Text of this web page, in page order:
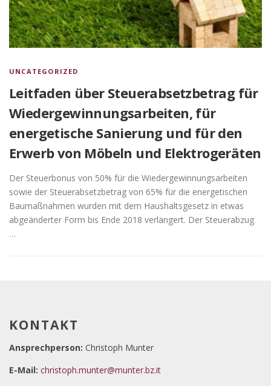
UNCATEGORIZED
Leitfaden über Steuerabsetzbetrag für
Wiedergewinnungsarbeiten, für
energetische Sanierung und für den
Erwerb von Möbeln und Elektrogeräten
Der Steuerbonus von 50% für die Wiedergewinnungsarbeiten
sowie der Steuerabsetzbetrag von 65% für die energetischen
Baumaßnahmen wurden mit dem Haushaltsgesetz in etwas
abgeänderter Form bis Ende 2018 verlängert. Der Steuerabzug
…
KONTAKT
Ansprechperson: Christoph Munter
E-Mail: christoph.munter@munter.bz.it